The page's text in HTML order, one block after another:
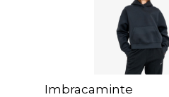
Imbracaminte